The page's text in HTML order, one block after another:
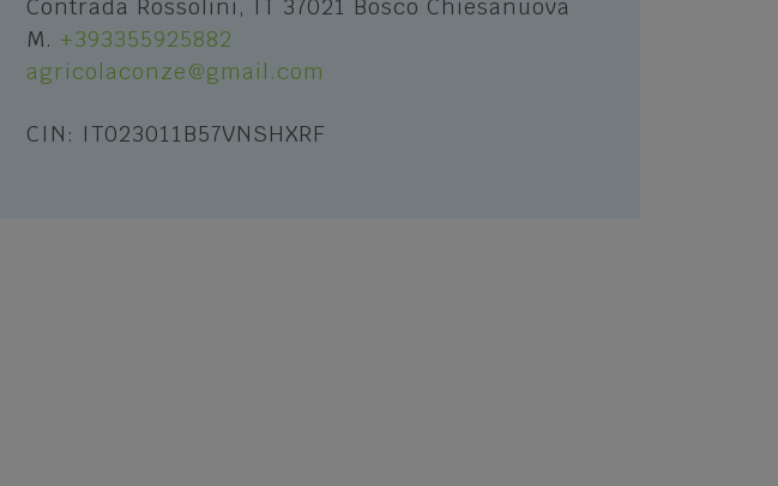
San Mauro di Saline
Selva di Progno
Contrada Rossolini, IT 37021 Bosco Chiesanuova
M. +393355925882
agricolaconze@gmail.com
CIN: IT023011B57VNSHXRF